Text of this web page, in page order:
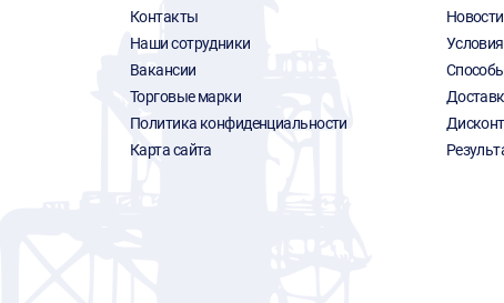
Контакты
Наши сотрудники
Вакансии
Торговые марки
Политика конфиденциальности
Карта сайта
Новости